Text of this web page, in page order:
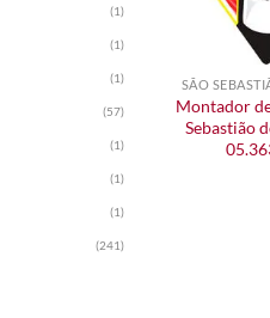
(1)
(1)
(1)
(57)
(1)
(1)
(1)
(241)
SÃO
Montador
Sebastião